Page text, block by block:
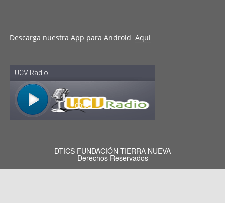
Descarga nuestra App para Android Aqui
DTICS FUNDACIÓN TIERRA NUEVA
Derechos Reservados